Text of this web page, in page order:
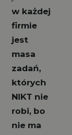
w każdej
firmie
jest
masa
zadań,
których
NIKT nie
robi, bo
nie ma